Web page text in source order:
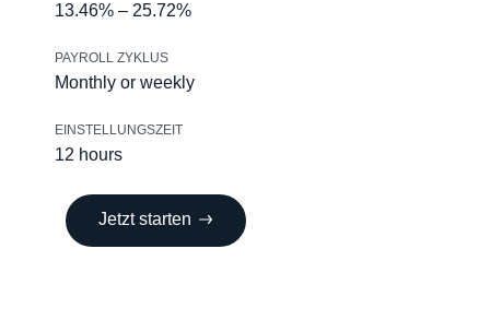
13.46% – 25.72%
PAYROLL ZYKLUS
Monthly or weekly
EINSTELLUNGSZEIT
12 hours
Jetzt starten